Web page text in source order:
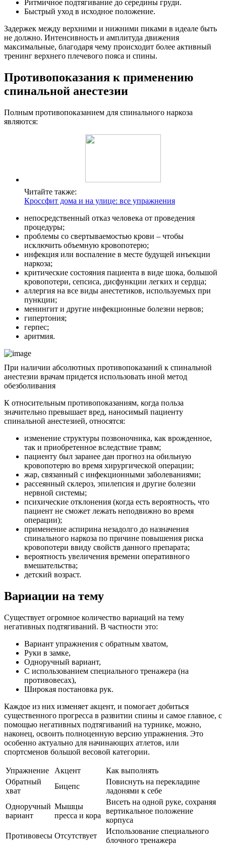
Ритмичное подтягивание до середины груди.
Быстрый уход в исходное положение.
Задержек между верхними и нижними пиками в идеале быть
не должно. Интенсивность и амплитуда движения
максимальные, благодаря чему происходит более активный
тренинг верхнего плечевого пояса и спины.
Противопоказания к применению
спинальной анестезии
Полным противопоказанием для спинального наркоза
являются:
Читайте также:
Кроссфит дома и на улице: все упражнения
непосредственный отказ человека от проведения
процедуры;
проблемы со свертываемостью крови – чтобы
исключить объемную кровопотерю;
инфекция или воспаление в месте будущей инъекции
наркоза;
критические состояния пациента в виде шока, большой
кровопотери, сепсиса, дисфункции легких и сердца;
аллергия на все виды анестетиков, используемых при
пункции;
менингит и другие инфекционные болезни нервов;
гипертония;
герпес;
аритмия.
При наличии абсолютных противопоказаний к спинальной
анестезии врачам придется использовать иной метод
обезболивания
К относительным противопоказаниям, когда польза
значительно превышает вред, наносимый пациенту
спинальной анестезией, относятся:
изменение структуры позвоночника, как врожденное,
так и приобретенное вследствие травм;
пациенту был заранее дан прогноз на обильную
кровопотерю во время хирургической операции;
жар, связанный с инфекционными заболеваниями;
рассеянный склероз, эпилепсия и другие болезни
нервной системы;
психические отклонения (когда есть вероятность, что
пациент не сможет лежать неподвижно во время
операции);
применение аспирина незадолго до назначения
спинального наркоза по причине повышения риска
кровопотери ввиду свойств данного препарата;
вероятность увеличения времени оперативного
вмешательства;
детский возраст.
Вариации на тему
Существует огромное количество вариаций на тему
негативных подтягиваний. В частности это:
Вариант упражнения с обратным хватом,
Руки в замке,
Одноручный вариант,
С использованием специального тренажера (на
противовесах),
Широкая постановка рук.
Каждое из них изменяет акцент, и помогает добиться
существенного прогресса в развитии спины и самое главное, с
помощью негативных подтягиваний на турнике, можно,
наконец, освоить полноценную версию упражнения. Это
особенно актуально для начинающих атлетов, или
спортсменов большой весовой категории.
Упражнение Акцент
Как выполнять
Обратный
хват
Бицепс
Повиснуть на перекладине
ладонями к себе
Одноручный
вариант
Мышцы
пресса и кора
Висеть на одной руке, сохраняя
вертикальное положение
корпуса
Противовесы Отсутствует
Использование специального
блочного тренажера